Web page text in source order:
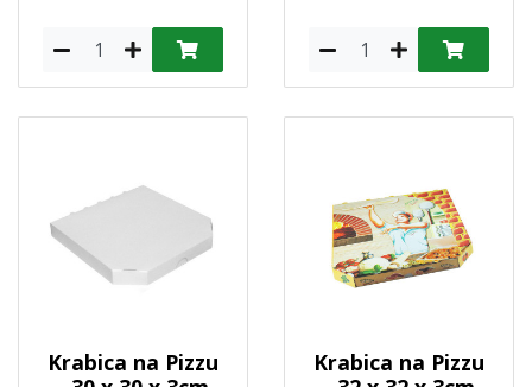
Krabica na Pizzu
Krabica na Pizzu